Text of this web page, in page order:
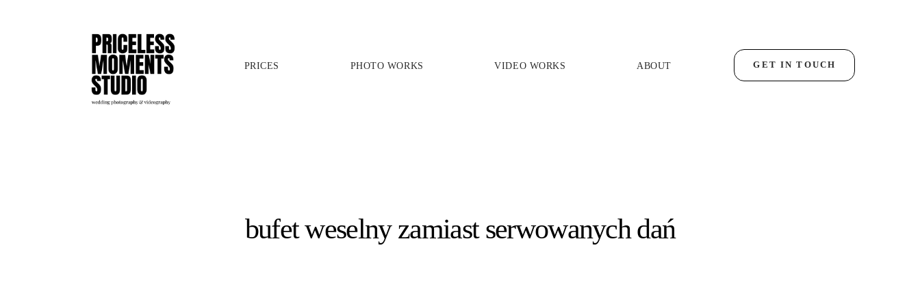
PRICES PHOTO WORKS VIDEO WORKS ABOUT GET IN TOUCH
bufet weselny zamiast serwowanych dań